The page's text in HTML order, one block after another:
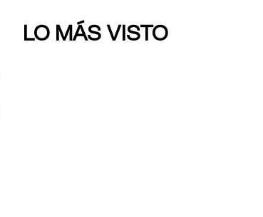
LO MÁS VISTO